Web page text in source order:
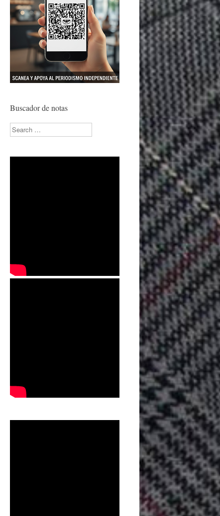
Buscador de notas
Search